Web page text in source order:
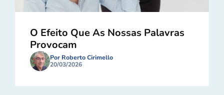
O Efeito Que As Nossas Palavras
Provocam
Por Roberto Cirimello
20/03/2026